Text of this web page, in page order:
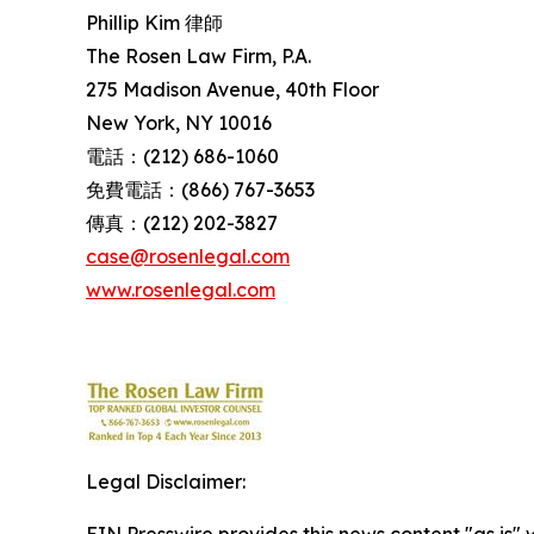
Phillip Kim 律師
The Rosen Law Firm, P.A.
275 Madison Avenue, 40th Floor
New York, NY 10016
電話：(212) 686-1060
免費電話：(866) 767-3653
傳真：(212) 202-3827
case@rosenlegal.com
www.rosenlegal.com
Legal Disclaimer: